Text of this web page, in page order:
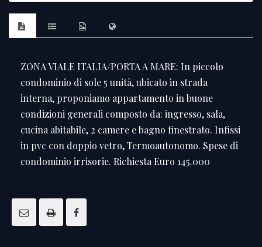
ZONA VIALE ITALIA/PORTA A MARE: In piccolo
condominio di sole 5 unità, ubicato in strada
interna, proponiamo appartamento in buone
condizioni generali composto da: ingresso, sala,
cucina abitabile, 2 camere e bagno finestrato. Infissi
in pvc con doppio vetro, Termoautonomo. Spese di
condominio irrisorie. Richiesta Euro 145.000